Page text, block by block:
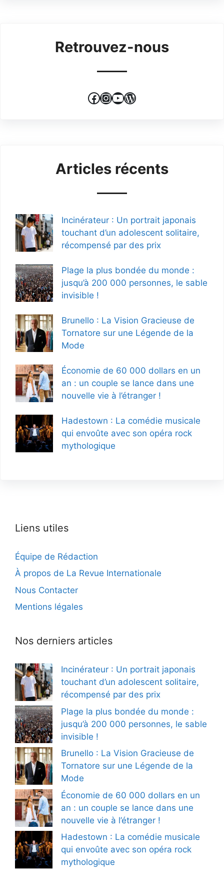
Retrouvez-nous
Facebook
Instagram
YouTube
WordPress
Articles récents
Incinérateur : Un portrait japonais
touchant d’un adolescent solitaire,
récompensé par des prix
Plage la plus bondée du monde :
jusqu’à 200 000 personnes, le sable
invisible !
Brunello : La Vision Gracieuse de
Tornatore sur une Légende de la
Mode
Économie de 60 000 dollars en un
an : un couple se lance dans une
nouvelle vie à l’étranger !
Hadestown : La comédie musicale
qui envoûte avec son opéra rock
mythologique
Liens utiles
Équipe de Rédaction
À propos de La Revue Internationale
Nous Contacter
Mentions légales
Nos derniers articles
Incinérateur : Un portrait japonais
touchant d’un adolescent solitaire,
récompensé par des prix
Plage la plus bondée du monde :
jusqu’à 200 000 personnes, le sable
invisible !
Brunello : La Vision Gracieuse de
Tornatore sur une Légende de la
Mode
Économie de 60 000 dollars en un
an : un couple se lance dans une
nouvelle vie à l’étranger !
Hadestown : La comédie musicale
qui envoûte avec son opéra rock
mythologique